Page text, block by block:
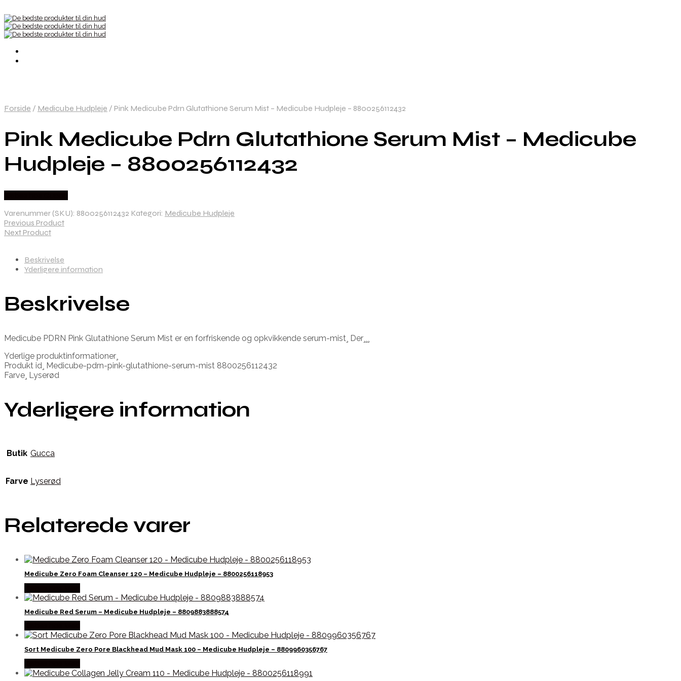
Forside / Medicube Hudpleje / Pink Medicube Pdrn Glutathione Serum Mist – Medicube Hudpleje – 8800256112432
Pink Medicube Pdrn Glutathione Serum Mist – Medicube
Hudpleje – 8800256112432
Varenummer (SKU): 8800256112432 Kategori: Medicube Hudpleje
Previous Product
Next Product
Beskrivelse
Yderligere information
Beskrivelse
Medicube PDRN Pink Glutathione Serum Mist er en forfriskende og opkvikkende serum-mist¸ Der¸¸¸
Yderlige produktinformationer¸
Produkt id¸ Medicube-pdrn-pink-glutathione-serum-mist 8800256112432
Farve¸ Lyserød
Yderligere information
Butik Gucca
Farve Lyserød
Relaterede varer
Medicube Zero Foam Cleanser 120 – Medicube Hudpleje – 8800256118953
Medicube Red Serum – Medicube Hudpleje – 8809883888574
Sort Medicube Zero Pore Blackhead Mud Mask 100 – Medicube Hudpleje – 8809960356767